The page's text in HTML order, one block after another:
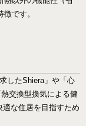
です。
したShiera」や「心
交換型換気による健
な住居を目指すため